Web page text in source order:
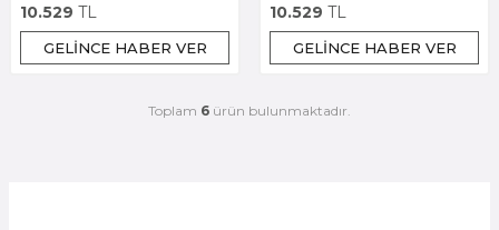
10.529 TL
GELINCE HABER VER
10.529 TL
GELINCE HABER VER
Toplam 6 ürün bulunmaktadır.